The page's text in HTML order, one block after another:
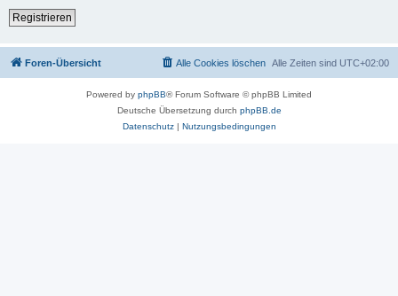
Registrieren
Foren-Übersicht Alle Zeiten sind UTC+02:00
Alle Cookies löschen
Powered by phpBB® Forum Software © phpBB Limited
Deutsche Übersetzung durch phpBB.de
Datenschutz| Nutzungsbedingungen